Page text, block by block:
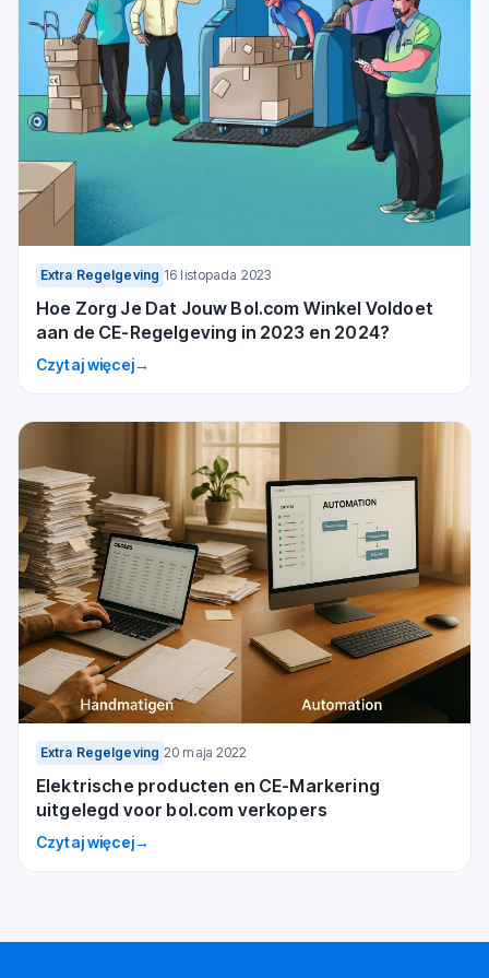
Extra Regelgeving 16 listopada 2023
Hoe Zorg Je Dat Jouw Bol.com Winkel Voldoet
aan de CE-Regelgeving in 2023 en 2024?
Czytaj więcej→
Extra Regelgeving 20 maja 2022
Elektrische producten en CE-Markering
uitgelegd voor bol.com verkopers
Czytaj więcej→